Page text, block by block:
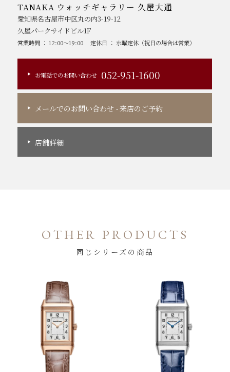
TANAKA ウォッチギャラリー 久屋大通
愛知県名古屋市中区丸の内3-19-12
久屋パークサイドビル1F
営業時間 ： 12:00～19:00 定休日 ： 水曜定休（祝日の場合は営業）
お電話でのお問い合わせ 052-951-1600
メールでのお問い合わせ ・来店のご予約
店舗詳細
OTHER PRODUCTS
同じシリーズの商品